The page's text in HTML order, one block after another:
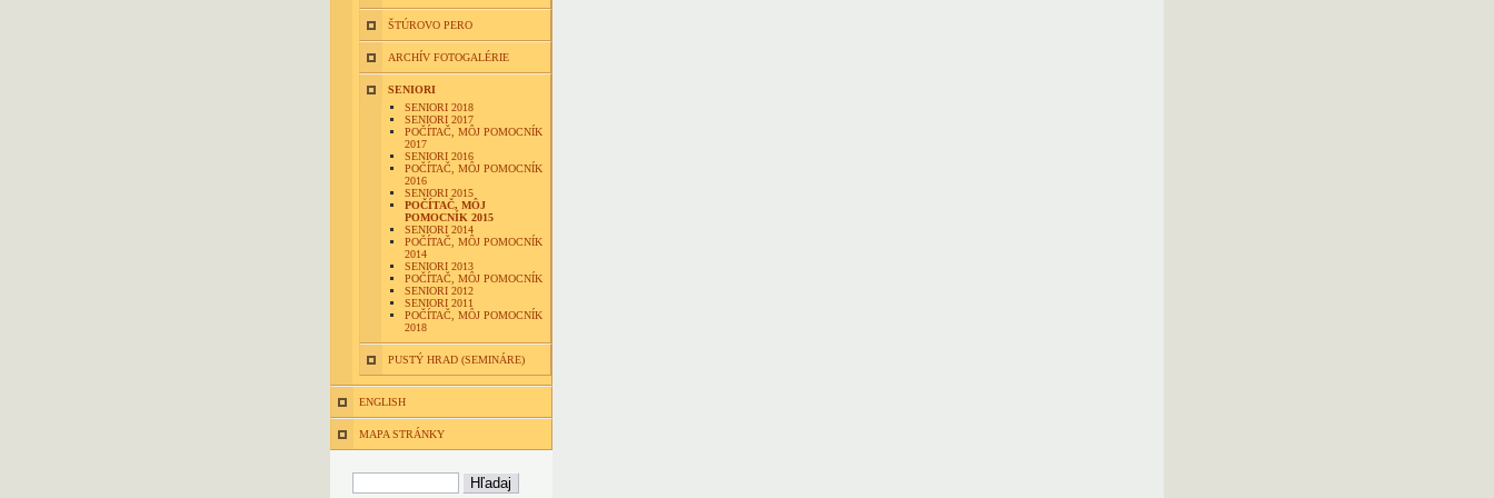
ŠTÚROVO PERO
ARCHÍV FOTOGALÉRIE
SENIORI
SENIORI 2018
SENIORI 2017
POČÍTAČ, MÔJ POMOCNÍK
2017
SENIORI 2016
POČÍTAČ, MÔJ POMOCNÍK
2016
SENIORI 2015
POČÍTAČ, MÔJ
POMOCNÍK 2015
SENIORI 2014
POČÍTAČ, MÔJ POMOCNÍK
2014
SENIORI 2013
POČÍTAČ, MÔJ POMOCNÍK
SENIORI 2012
SENIORI 2011
POČÍTAČ, MÔJ POMOCNÍK
2018
PUSTÝ HRAD (SEMINÁRE)
ENGLISH
MAPA STRÁNKY